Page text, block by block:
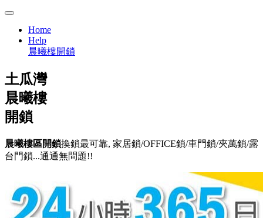
Home
Help
晨曦樓開鎖
土瓜灣
晨曦樓
開鎖
晨曦樓區開鎖換鎖最可靠, 家居鎖/OFFICE鎖/車門鎖/夾萬鎖/露
台門鎖...通通無問題!!